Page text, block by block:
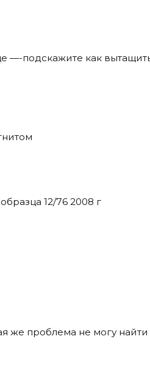
—-подскажите как
12/76 2008 г
же проблема не могу найти